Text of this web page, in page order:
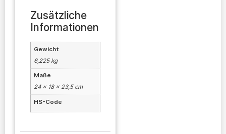
Zusätzliche
Informationen
Gewicht
6,225 kg
Maße
24 × 18 × 23,5 cm
HS-Code